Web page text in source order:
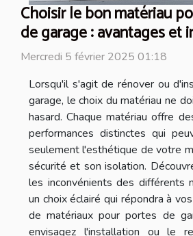
Choisir le bon matériau
de garage : avantages et
Mercredi 5 février 2025 01:18
Lorsqu'il s'agit de rénover ou
garage, le choix du matériau ne
hasard. Chaque matériau offre
performances distinctes qui
seulement l'esthétique de votre
sécurité et son isolation.
les inconvénients des différents
un choix éclairé qui répondra à
de matériaux pour portes de
envisagez l'installation ou le